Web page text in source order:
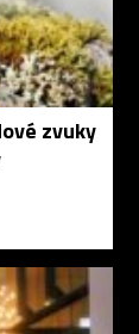
zvuky